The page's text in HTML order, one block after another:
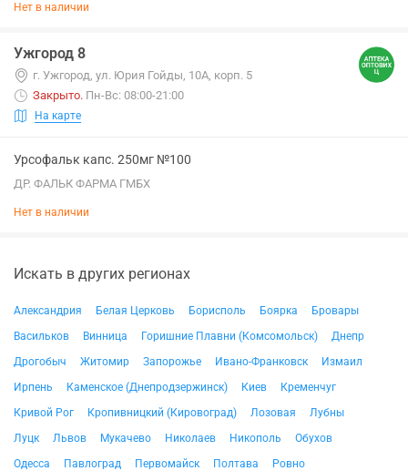
Нет в наличии
Ужгород 8
г. Ужгород, ул. Юрия Гойды, 10А, корп. 5
Закрыто. Пн-Вс: 08:00-21:00
На карте
Урсофальк капс. 250мг №100
ДР. ФАЛЬК ФАРМА ГМБХ
Нет в наличии
Искать в других регионах
Александрия Белая Церковь Борисполь Боярка
Бровары
Васильков
Винница Горишние Плавни (Комсомольск)
Днепр
Дрогобыч
Житомир Запорожье Ивано-Франковск
Измаил
Ирпень
Каменское (Днепродзержинск) Киев
Кременчуг
Кривой Рог
Кропивницкий (Кировоград) Лозовая
Лубны
Луцк
Львов Мукачево Николаев Никополь
Обухов
Одесса
Павлоград Первомайск Полтава
Ровно